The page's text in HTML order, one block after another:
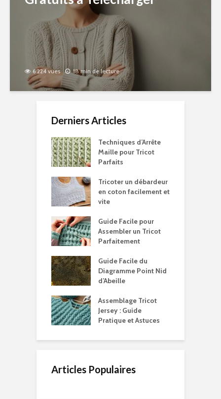
6 224 vues 18 min de lecture
Derniers Articles
Techniques d’Arrête
Maille pour Tricot
Parfaits
Tricoter un débardeur
en coton facilement et
vite
Guide Facile pour
Assembler un Tricot
Parfaitement
Guide Facile du
Diagramme Point Nid
d’Abeille
Assemblage Tricot
Jersey : Guide
Pratique et Astuces
Articles Populaires